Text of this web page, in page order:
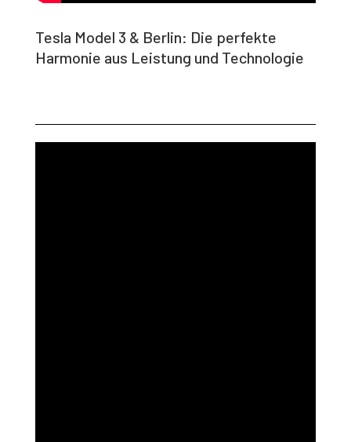
Tesla Model 3 & Berlin: Die perfekte
Harmonie aus Leistung und Technologie